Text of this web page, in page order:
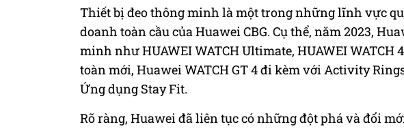
Thiết bị đeo thông minh là một trong những lĩnh vực
doanh toàn cầu của Huawei CBG. Cụ thể, năm 2023,
minh như HUAWEI WATCH Ultimate, HUAWEI
toàn mới, Huawei WATCH GT 4 đi kèm với Activity
Ứng dụng Stay Fit.
Rõ ràng, Huawei đã liên tục có những đột phá và đổi